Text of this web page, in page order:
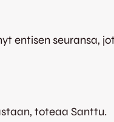
entisen seuransa,
toteaa Santtu.